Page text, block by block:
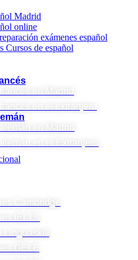
Madrid
online
exámenes español
Cursos de español
en Madrid
en Madrid
en el Extranjero
Cambridge
IELTS
Linguaskill
DELE